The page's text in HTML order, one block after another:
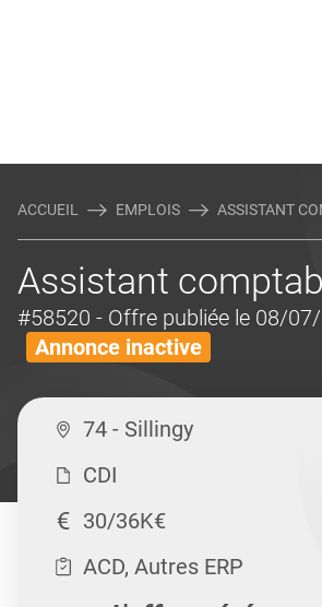
ACCUEIL EMPLOIS ASSISTANT
Assistant
#58520 - Offre publiée le 08/
Annonce inactive
74 - Sillingy
CDI
30/36K€
ACD, Autres ERP